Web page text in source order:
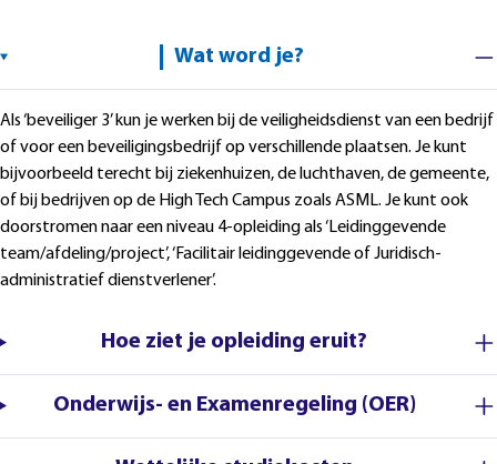
Wat word je?
Als ‘beveiliger 3’ kun je werken bij de veiligheidsdienst van een bedrijf
of voor een beveiligingsbedrijf op verschillende plaatsen. Je kunt
bijvoorbeeld terecht bij ziekenhuizen, de luchthaven, de gemeente,
of bij bedrijven op de High Tech Campus zoals ASML. Je kunt ook
doorstromen naar een niveau 4-opleiding als ‘Leidinggevende
team/afdeling/project’, ‘Facilitair leidinggevende of Juridisch-
administratief dienstverlener’.
Hoe ziet je opleiding eruit?
Onderwijs- en Examenregeling (OER)